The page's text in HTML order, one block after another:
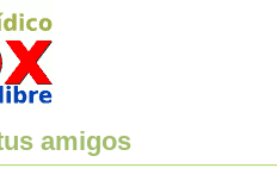
amigos